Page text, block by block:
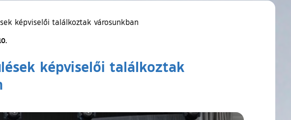
képviselői találkoztak városunkban
képviselői találkoztak